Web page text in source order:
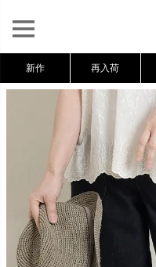
新作 再入荷